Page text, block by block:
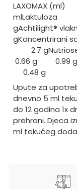
LAXOMAX
ml
g
gKoncentrirani
2.7 g
0.66 g 0.99 g
0.48 g
Upute za
dnevno 5 ml
do 12 godina 1x
prehrani. Djeca
ml tekućeg